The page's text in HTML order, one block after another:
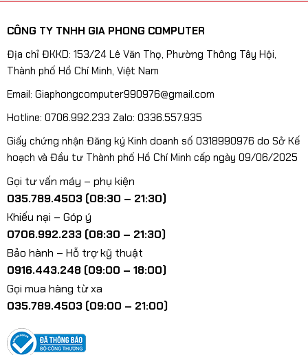
CÔNG TY TNHH GIA PHONG COMPUTER
Địa chỉ ĐKKD: 153/24 Lê Văn Thọ, Phường Thông Tây Hội,
Thành phố Hồ Chí Minh, Việt Nam
Email: Giaphongcomputer990976@gmail.com
Hotline: 0706.992.233 Zalo: 0336.557.935
Giấy chứng nhận Đăng ký Kinh doanh số 0318990976 do Sở Kế
hoạch và Đầu tư Thành phố Hồ Chí Minh cấp ngày 09/06/2025
Gọi tư vấn máy – phụ kiện
035.789.4503 (08:30 – 21:30)
Khiếu nại – Góp ý
0706.992.233 (08:30 – 21:30)
Bảo hành – Hỗ trợ kỹ thuật
0916.443.248 (09:00 – 18:00)
Gọi mua hàng từ xa
035.789.4503 (09:00 – 21:00)